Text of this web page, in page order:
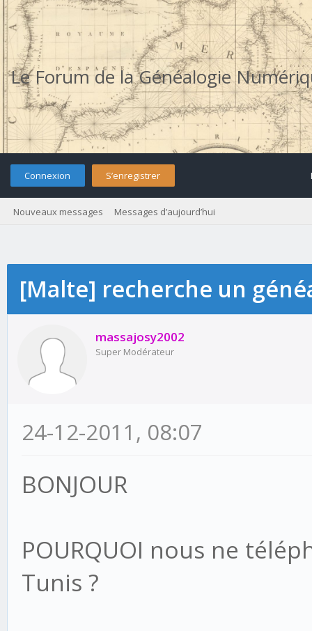
Le Forum de la Généalogie
Connexion S’enregistrer
Nouveaux messages Messages d’aujourd’hui
[Malte] recherche un
massajosy2002
Super Modérateur
24-12-2011, 08:07
BONJOUR
POURQUOI nous ne
Tunis ?